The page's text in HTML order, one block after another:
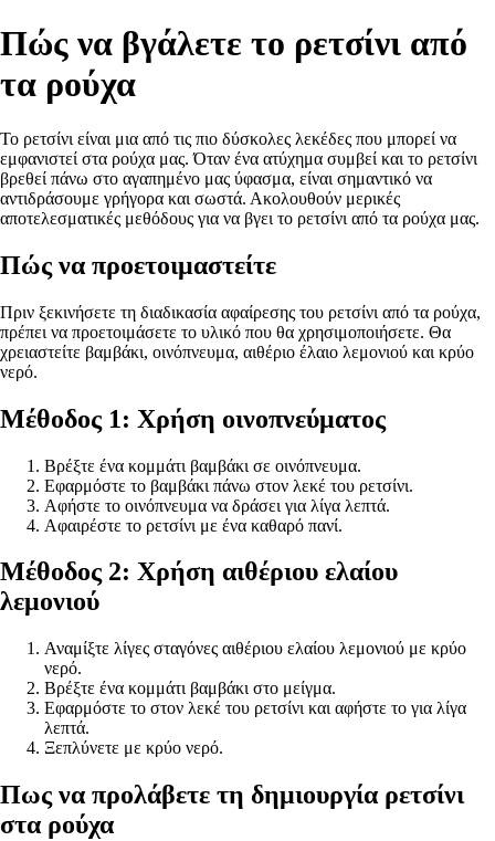
Πώς να βγάλετε το ρετσίνι από
τα ρούχα
Το ρετσίνι είναι μια από τις πιο δύσκολες λεκέδες που μπορεί να
εμφανιστεί στα ρούχα μας. Όταν ένα ατύχημα συμβεί και το ρετσίνι
βρεθεί πάνω στο αγαπημένο μας ύφασμα, είναι σημαντικό να
αντιδράσουμε γρήγορα και σωστά. Ακολουθούν μερικές
αποτελεσματικές μεθόδους για να βγει το ρετσίνι από τα ρούχα μας.
Πώς να προετοιμαστείτε
Πριν ξεκινήσετε τη διαδικασία αφαίρεσης του ρετσίνι από τα ρούχα,
πρέπει να προετοιμάσετε το υλικό που θα χρησιμοποιήσετε. Θα
χρειαστείτε βαμβάκι, οινόπνευμα, αιθέριο έλαιο λεμονιού και κρύο
νερό.
Μέθοδος 1: Χρήση οινοπνεύματος
Βρέξτε ένα κομμάτι βαμβάκι σε οινόπνευμα.
Εφαρμόστε το βαμβάκι πάνω στον λεκέ του ρετσίνι.
Αφήστε το οινόπνευμα να δράσει για λίγα λεπτά.
Αφαιρέστε το ρετσίνι με ένα καθαρό πανί.
Μέθοδος 2: Χρήση αιθέριου ελαίου
λεμονιού
Αναμίξτε λίγες σταγόνες αιθέριου ελαίου λεμονιού με κρύο
νερό.
Βρέξτε ένα κομμάτι βαμβάκι στο μείγμα.
Εφαρμόστε το στον λεκέ του ρετσίνι και αφήστε το για λίγα
λεπτά.
Ξεπλύνετε με κρύο νερό.
Πως να προλάβετε τη δημιουργία ρετσίνι
στα ρούχα